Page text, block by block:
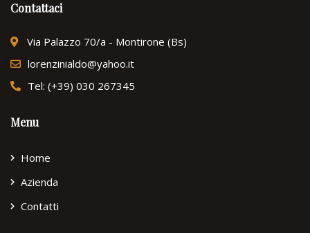
Contattaci
Via Palazzo 70/a - Montirone (Bs)
lorenzinialdo@yahoo.it
Tel: (+39) 030 267345
Menu
Home
Azienda
Contatti